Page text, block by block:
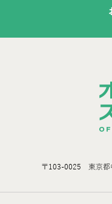
〒103-0025 東京都